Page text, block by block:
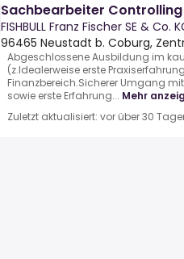
Sachbearbeiter
FISHBULL Franz Fischer SE & Co.
96465 Neustadt b. Coburg,
Abgeschlossene Ausbildung im
(z.Idealerweise erste
Finanzbereich.Sicherer Umgang
sowie erste Erfahrung... Mehr
Zuletzt aktualisiert: vor über 30